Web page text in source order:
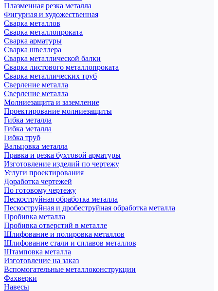
Плазменная резка металла
Фигурная и художественная
Сварка металлов
Сварка металлопроката
Сварка арматуры
Сварка швеллера
Сварка металлической балки
Сварка листового металлопроката
Сварка металлических труб
Сверление металла
Сверление металла
Молниезащита и заземление
Проектирование молниезащиты
Гибка металла
Гибка металла
Гибка труб
Вальцовка металла
Правка и резка бухтовой арматуры
Изготовление изделий по чертежу
Услуги проектирования
Доработка чертежей
По готовому чертежу
Пескоструйная обработка металла
Пескоструйная и дробеструйная обработка металла
Пробивка металла
Пробивка отверстий в металле
Шлифование и полировка металлов
Шлифование стали и сплавов металлов
Штамповка металла
Изготовление на заказ
Вспомогательные металлоконструкции
Фахверки
Навесы